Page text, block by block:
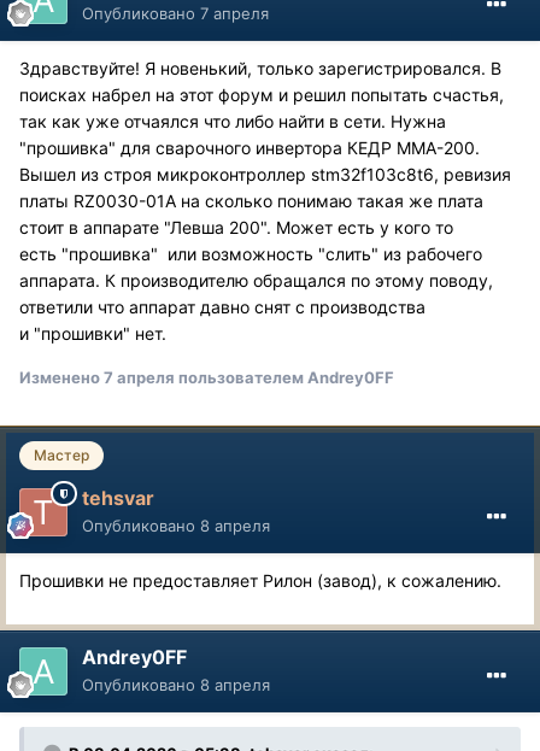
Опубликовано 7 апреля
Здравствуйте! Я новенький, только зарегистрировался. В
поисках набрел на этот форум и решил попытать счастья,
так как уже отчаялся что либо найти в сети. Нужна
"прошивка" для сварочного инвертора КЕДР MMA-200.
Вышел из строя микроконтроллер stm32f103c8t6, ревизия
платы RZ0030-01A на сколько понимаю такая же плата
стоит в аппарате "Левша 200". Может есть у кого то
есть "прошивка" или возможность "слить" из рабочего
аппарата. К производителю обращался по этому поводу,
ответили что аппарат давно снят с производства
и "прошивки" нет.
Изменено7 апреля пользователем Andrey0FF
Мастер
tehsvar
Опубликовано 8 апреля
Прошивки не предоставляет Рилон (завод), к сожалению.
Andrey0FF
Опубликовано 8 апреля